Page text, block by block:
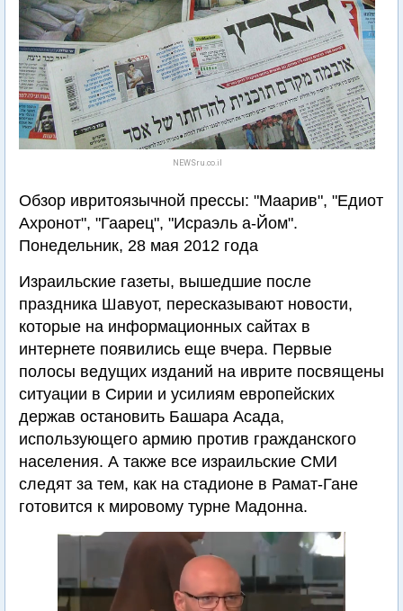
NEWSru.co.il
Обзор ивритоязычной прессы: "Маарив", "Едиот
Ахронот", "Гаарец", "Исраэль а-Йом".
Понедельник, 28 мая 2012 года
Израильские газеты, вышедшие после
праздника Шавуот, пересказывают новости,
которые на информационных сайтах в
интернете появились еще вчера. Первые
полосы ведущих изданий на иврите посвящены
ситуации в Сирии и усилиям европейских
держав остановить Башара Асада,
использующего армию против гражданского
населения. А также все израильские СМИ
следят за тем, как на стадионе в Рамат-Гане
готовится к мировому турне Мадонна.